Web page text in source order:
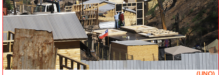
Sostenibilidad
soychile
soyarica